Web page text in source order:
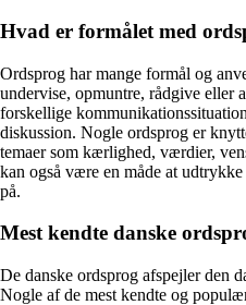
Hvad er formålet med
Ordsprog har mange formål og
undervise, opmuntre, rådgive eller
forskellige
diskussion. Nogle ordsprog er
temaer som kærlighed, værdier,
kan også være en måde at
på.
Mest kendte danske
De danske ordsprog afspejler den
Nogle af de mest kendte og